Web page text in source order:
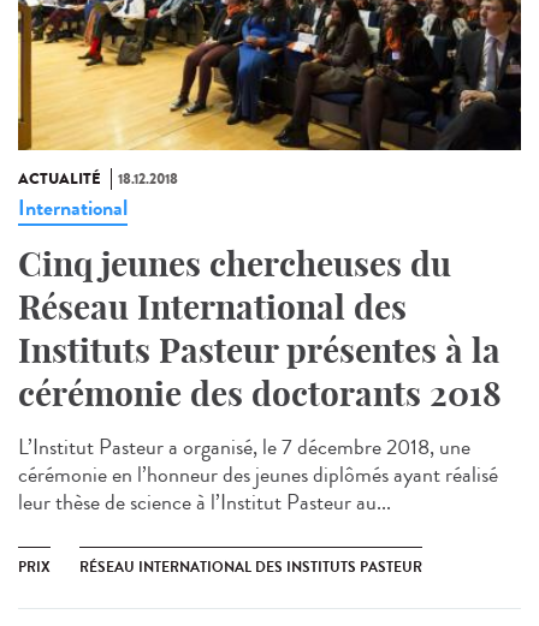
ACTUALITÉ 18.12.2018
International
Cinq jeunes chercheuses du
Réseau International des
Instituts Pasteur présentes à la
cérémonie des doctorants 2018
L’Institut Pasteur a organisé, le 7 décembre 2018, une
cérémonie en l’honneur des jeunes diplômés ayant réalisé
leur thèse de science à l’Institut Pasteur au...
PRIX RÉSEAU INTERNATIONAL DES INSTITUTS PASTEUR